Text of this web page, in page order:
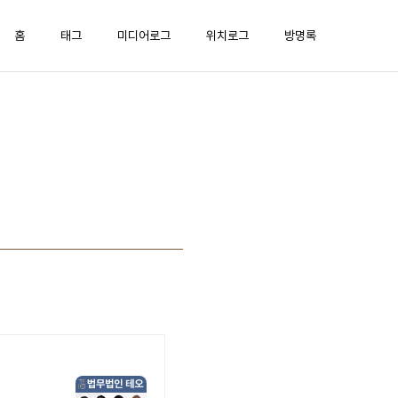
홈 태그 미디어로그 위치로그 방명록